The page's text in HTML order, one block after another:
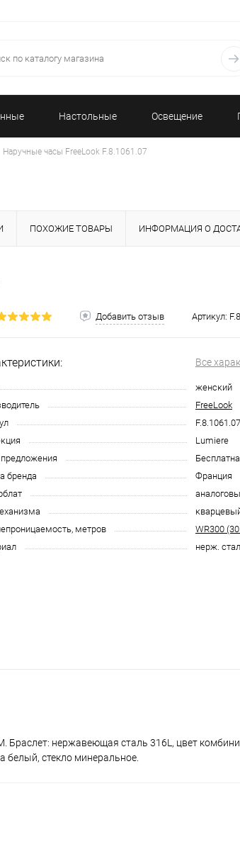
Настольные Освещение
Наручные часы FreeLook F.8.1061.07
ПОХОЖИЕ ТОВАРЫ ИНФОРМАЦИЯ О
Добавить отзыв Артикул:
Все
женский
FreeLook
F.8.1061.07
Lumiere
бренда
Франция
метров
WR300
нерж.
Браслет: нержавеющая сталь 316L, цвет
белый, стекло минеральное.